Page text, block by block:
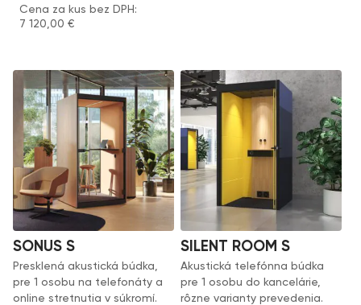
Cena za kus bez DPH:
7 120,00€
SONUS S
Presklená akustická búdka,
pre 1 osobu na telefonáty a
online stretnutia v súkromí.
SILENT ROOM S
Akustická telefónna búdka
pre 1 osobu do kancelárie,
rôzne varianty prevedenia.